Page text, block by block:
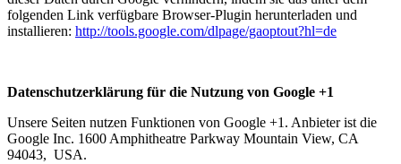
folgenden Link verfügbare Browser-Plugin herunterladen und
installieren: http://tools.google.com/dlpage/gaoptout?hl=de
Datenschutzerklärung für die Nutzung von Google +1
Unsere Seiten nutzen Funktionen von Google +1. Anbieter ist die
Google Inc. 1600 Amphitheatre Parkway Mountain View, CA
94043, USA.